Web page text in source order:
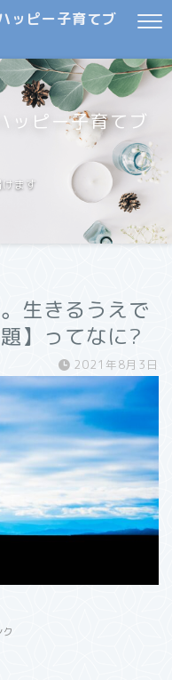
ッピー子育てブ
ッピー子育てブ
ます
生きるうえで
】ってなに?
2021年8月3日